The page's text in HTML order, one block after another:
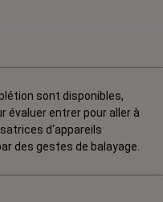
sont disponibles,
évaluer entrer pour aller à
d‘appareils
des gestes de balayage.